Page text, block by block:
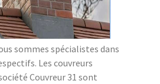
sommes spécialistes dans
Les couvreurs
Couvreur 31 sont